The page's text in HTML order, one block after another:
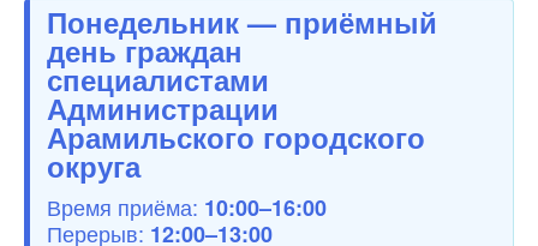
Понедельник — приёмный
день граждан
специалистами
Администрации
Арамильского городского
округа
Время приёма: 10:00–16:00
Перерыв: 12:00–13:00